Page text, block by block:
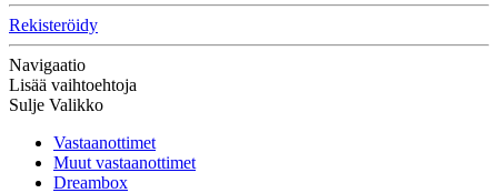
Rekisteröidy
Navigaatio
Lisää vaihtoehtoja
Sulje Valikko
Vastaanottimet
Muut vastaanottimet
Dreambox